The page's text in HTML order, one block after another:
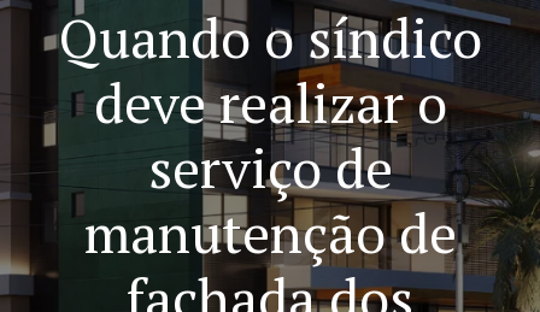
Quando o síndico
deve realizar o
serviço de
manutenção de
fachada dos